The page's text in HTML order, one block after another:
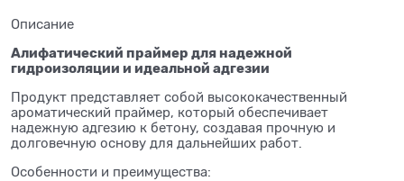
Описание
Алифатический праймер для надежной
гидроизоляции и идеальной адгезии
Продукт представляет собой высококачественный
ароматический праймер, который обеспечивает
надежную адгезию к бетону, создавая прочную и
долговечную основу для дальнейших работ.
Особенности и преимущества: